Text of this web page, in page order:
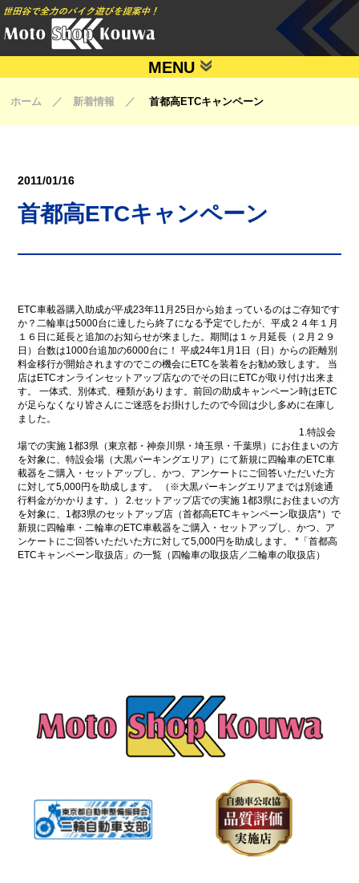
MENU
ホーム ／ 新着情報 ／首都高ETCキャンペーン
2011/01/16
首都高ETCキャンペーン
ETC車載器購入助成が平成23年11月25日から始まっているのはご存知です
か？二輪車は5000台に達したら終了になる予定でしたが、平成２４年１月
１６日に延長と追加のお知らせが来ました。期間は１ヶ月延長（２月２９
日）台数は1000台追加の6000台に！ 平成24年1月1日（日）からの距離別
料金移行が開始されますのでこの機会にETCを装着をお勧め致します。 当
店はETCオンラインセットアップ店なのでその日にETCが取り付け出来ま
す。 一体式、別体式、種類があります。前回の助成キャンペーン時はETC
が足らなくなり皆さんにご迷惑をお掛けしたので今回は少し多めに在庫し
ました。
1.特設会
場での実施 1都3県（東京都・神奈川県・埼玉県・千葉県）にお住まいの方
を対象に、特設会場（大黒パーキングエリア）にて新規に四輪車のETC車
載器をご購入・セットアップし、かつ、アンケートにご回答いただいた方
に対して5,000円を助成します。 （※大黒パーキングエリアまでは別途通
行料金がかかります。） 2.セットアップ店での実施 1都3県にお住まいの方
を対象に、1都3県のセットアップ店（首都高ETCキャンペーン取扱店*）で
新規に四輪車・二輪車のETC車載器をご購入・セットアップし、かつ、ア
ンケートにご回答いただいた方に対して5,000円を助成します。 *「首都高
ETCキャンペーン取扱店」の一覧（四輪車の取扱店／二輪車の取扱店）